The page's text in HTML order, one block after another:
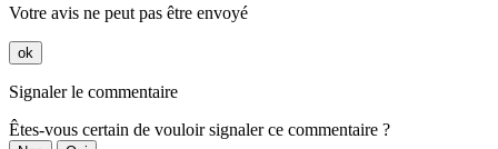
Votre avis ne peut pas être envoyé
ok
Signaler le commentaire
Êtes-vous certain de vouloir signaler ce commentaire ?